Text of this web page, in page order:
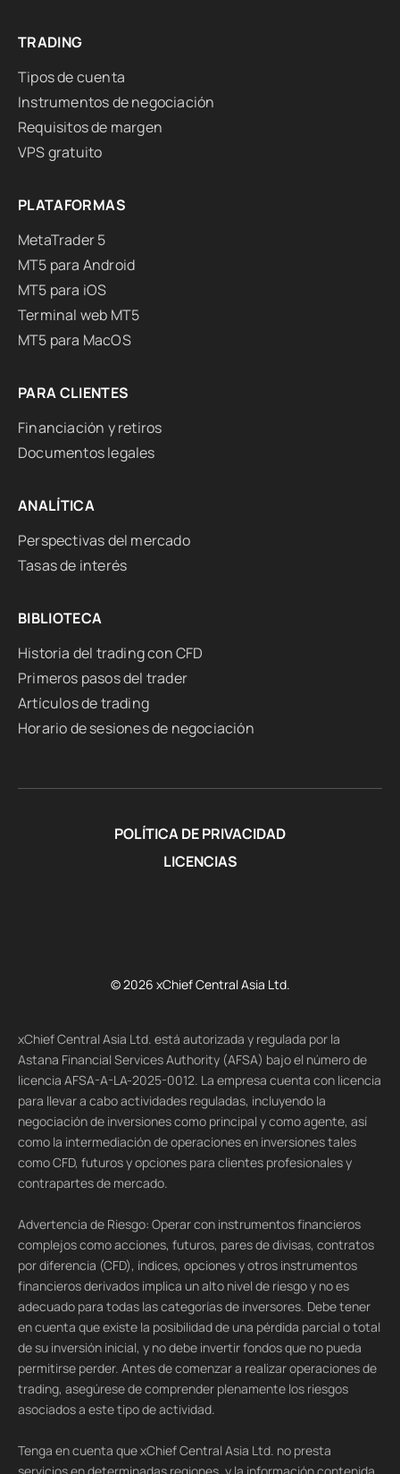
TRADING
Tipos de cuenta
Instrumentos de negociación
Requisitos de margen
VPS gratuito
PLATAFORMAS
MetaTrader 5
MT5 para Android
MT5 para iOS
Terminal web MT5
MT5 para MacOS
PARA CLIENTES
Financiación y retiros
Documentos legales
ANALÍTICA
Perspectivas del mercado
Tasas de interés
BIBLIOTECA
Historia del trading con CFD
Primeros pasos del trader
Artículos de trading
Horario de sesiones de negociación
POLÍTICA DE PRIVACIDAD
LICENCIAS
© 2026 xChief Central Asia Ltd.
xChief Central Asia Ltd. está autorizada y regulada por la
Astana Financial Services Authority (AFSA) bajo el número de
licencia AFSA-A-LA-2025-0012. La empresa cuenta con licencia
para llevar a cabo actividades reguladas, incluyendo la
negociación de inversiones como principal y como agente, así
como la intermediación de operaciones en inversiones tales
como CFD, futuros y opciones para clientes profesionales y
contrapartes de mercado.
Advertencia de Riesgo: Operar con instrumentos financieros
complejos como acciones, futuros, pares de divisas, contratos
por diferencia (CFD), índices, opciones y otros instrumentos
financieros derivados implica un alto nivel de riesgo y no es
adecuado para todas las categorías de inversores. Debe tener
en cuenta que existe la posibilidad de una pérdida parcial o total
de su inversión inicial, y no debe invertir fondos que no pueda
permitirse perder. Antes de comenzar a realizar operaciones de
trading, asegúrese de comprender plenamente los riesgos
asociados a este tipo de actividad.
Tenga en cuenta que xChief Central Asia Ltd. no presta